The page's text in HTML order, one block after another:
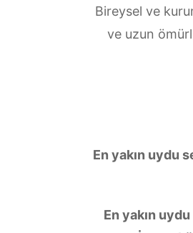
Bireysel ve
ve uzun
En yakın uydu
En yakın